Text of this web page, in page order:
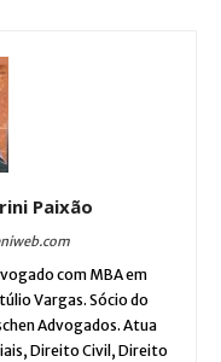
Paixão
com MBA em
Vargas. Sócio do
Advogados. Atua
Direito Civil, Direito